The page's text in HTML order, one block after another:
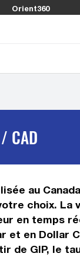
Orient360
CAD
au
choix. La
en temps
et en Dollar
de GIP, le